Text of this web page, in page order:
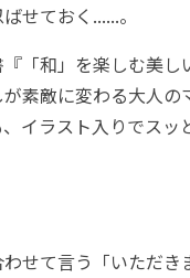
せておく......。
「和」を楽しむ美し
素敵に変わる大人
イラスト入りでスッ
せて言う「いただ